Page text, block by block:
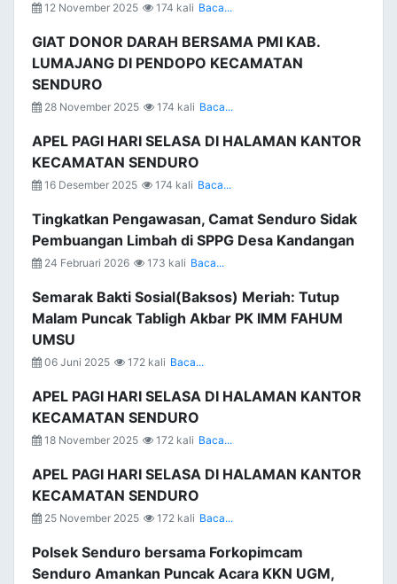
12 November 2025 174 kali Baca...
GIAT DONOR DARAH BERSAMA PMI KAB.
LUMAJANG DI PENDOPO KECAMATAN
SENDURO
28 November 2025 174 kali Baca...
APEL PAGI HARI SELASA DI HALAMAN KANTOR
KECAMATAN SENDURO
16 Desember 2025 174 kali Baca...
Tingkatkan Pengawasan, Camat Senduro Sidak
Pembuangan Limbah di SPPG Desa Kandangan
24 Februari 2026 173 kali Baca...
Semarak Bakti Sosial(Baksos) Meriah: Tutup
Malam Puncak Tabligh Akbar PK IMM FAHUM
UMSU
06 Juni 2025 172 kali Baca...
APEL PAGI HARI SELASA DI HALAMAN KANTOR
KECAMATAN SENDURO
18 November 2025 172 kali Baca...
APEL PAGI HARI SELASA DI HALAMAN KANTOR
KECAMATAN SENDURO
25 November 2025 172 kali Baca...
Polsek Senduro bersama Forkopimcam
Senduro Amankan Puncak Acara KKN UGM,